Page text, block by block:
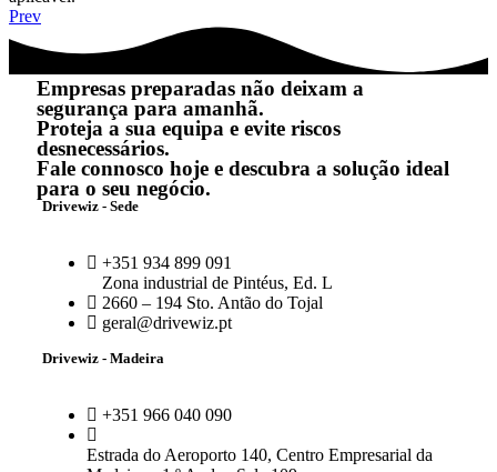
Prev
Empresas preparadas não deixam a
segurança para amanhã.
Proteja a sua equipa e evite riscos
desnecessários.
Fale connosco hoje e descubra a solução ideal
para o seu negócio.
Drivewiz - Sede
+351 934 899 091
Zona industrial de Pintéus, Ed. L
2660 – 194 Sto. Antão do Tojal
geral@drivewiz.pt
Drivewiz - Madeira
+351 966 040 090
Estrada do Aeroporto 140, Centro Empresarial da